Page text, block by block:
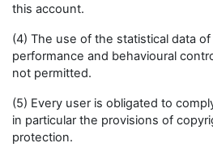
this account.
(4) The use of the statistical data
performance and behavioural
not permitted.
(5) Every user is obligated to
in particular the provisions of
protection.